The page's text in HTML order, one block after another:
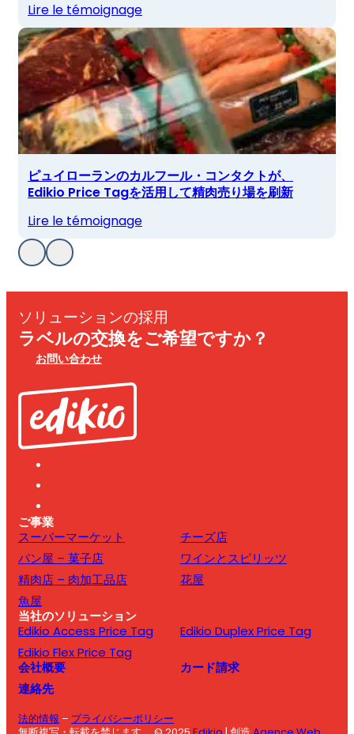
Lire le témoignage
ピュイローランのカルフール・コンタクトが、
Edikio Price Tagを活用して精肉売り場を刷新
Lire le témoignage
ソリューションの採用
ラベルの交換をご希望ですか？
お問い合わせ
ご事業
スーパーマーケット
チーズ店
パン屋 – 菓子店
ワインとスピリッツ
精肉店 – 肉加工品店
花屋
魚屋
当社のソリューション
Edikio Access Price Tag
Edikio Duplex Price Tag
Edikio Flex Price Tag
会社概要
カード請求
連絡先
法的情報 – プライバシーポリシー